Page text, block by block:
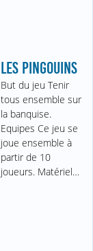
LES PINGOUINS
But du jeu Tenir
tous ensemble sur
la banquise.
Equipes Ce jeu se
joue ensemble à
partir de 10
joueurs. Matériel…